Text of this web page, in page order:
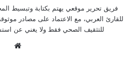
فريق تحرير موقعي يهتم بكتابة وتبسيط
للقارئ العربي، مع الاعتماد على مصادر
للتثقيف الصحي فقط ولا يغني عن